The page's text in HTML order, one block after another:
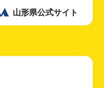
山形県公式サイト